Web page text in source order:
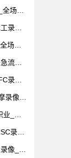
场录
录像_
场录
流录
录像_
像_
_全
录像
像_全